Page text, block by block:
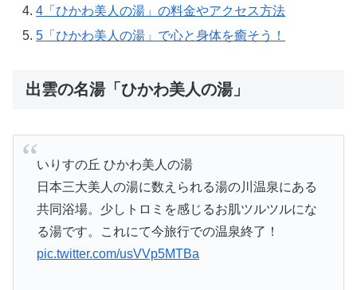
4 「ひかわ美人の湯」の料金やアクセス方法
5 「ひかわ美人の湯」で心と身体を癒そう！
出雲の名湯「ひかわ美人の湯」
いりすの丘 ひかわ美人の湯
日本三大美人の湯に数えられる湯の川温泉にある
共同浴場。少しトロミを感じるお肌ツルツルにな
る湯です。これにて今旅行での温泉終了！
pic.twitter.com/usVVp5MTBa